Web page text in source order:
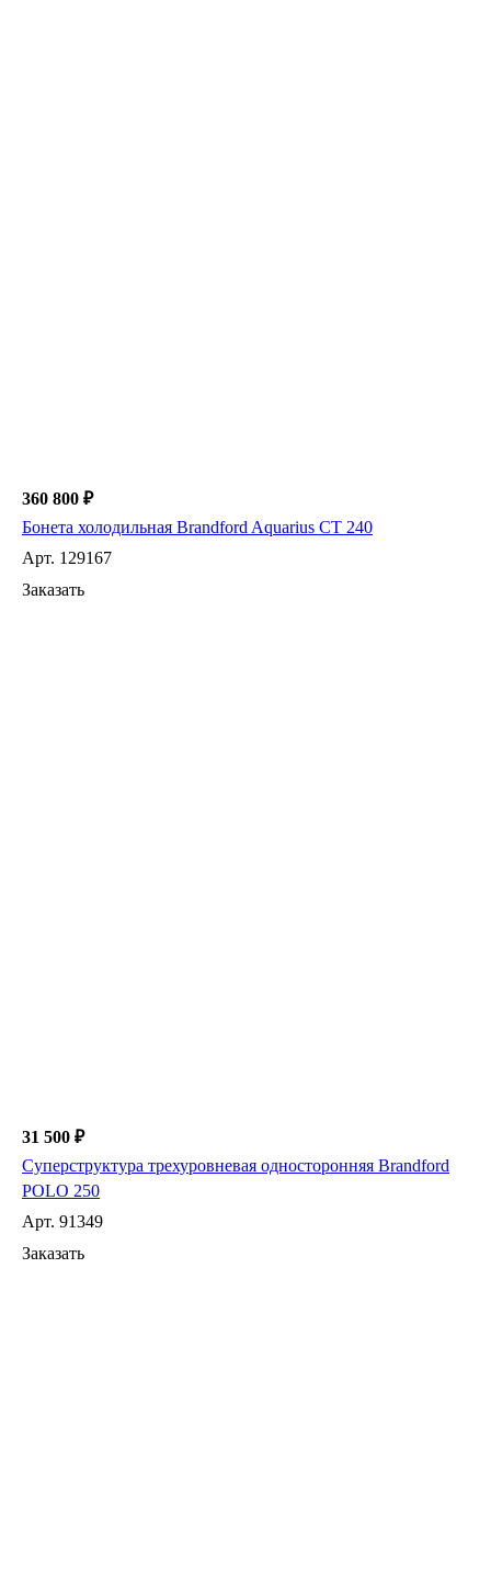
360 800 ₽
Бонета холодильная Brandford Aquarius СT 240
Арт. 129167
Заказать
31 500 ₽
Суперструктура трехуровневая односторонняя Brandford
POLO 250
Арт. 91349
Заказать